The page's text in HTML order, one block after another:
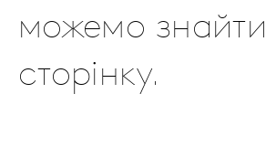
можемо
сторінку.